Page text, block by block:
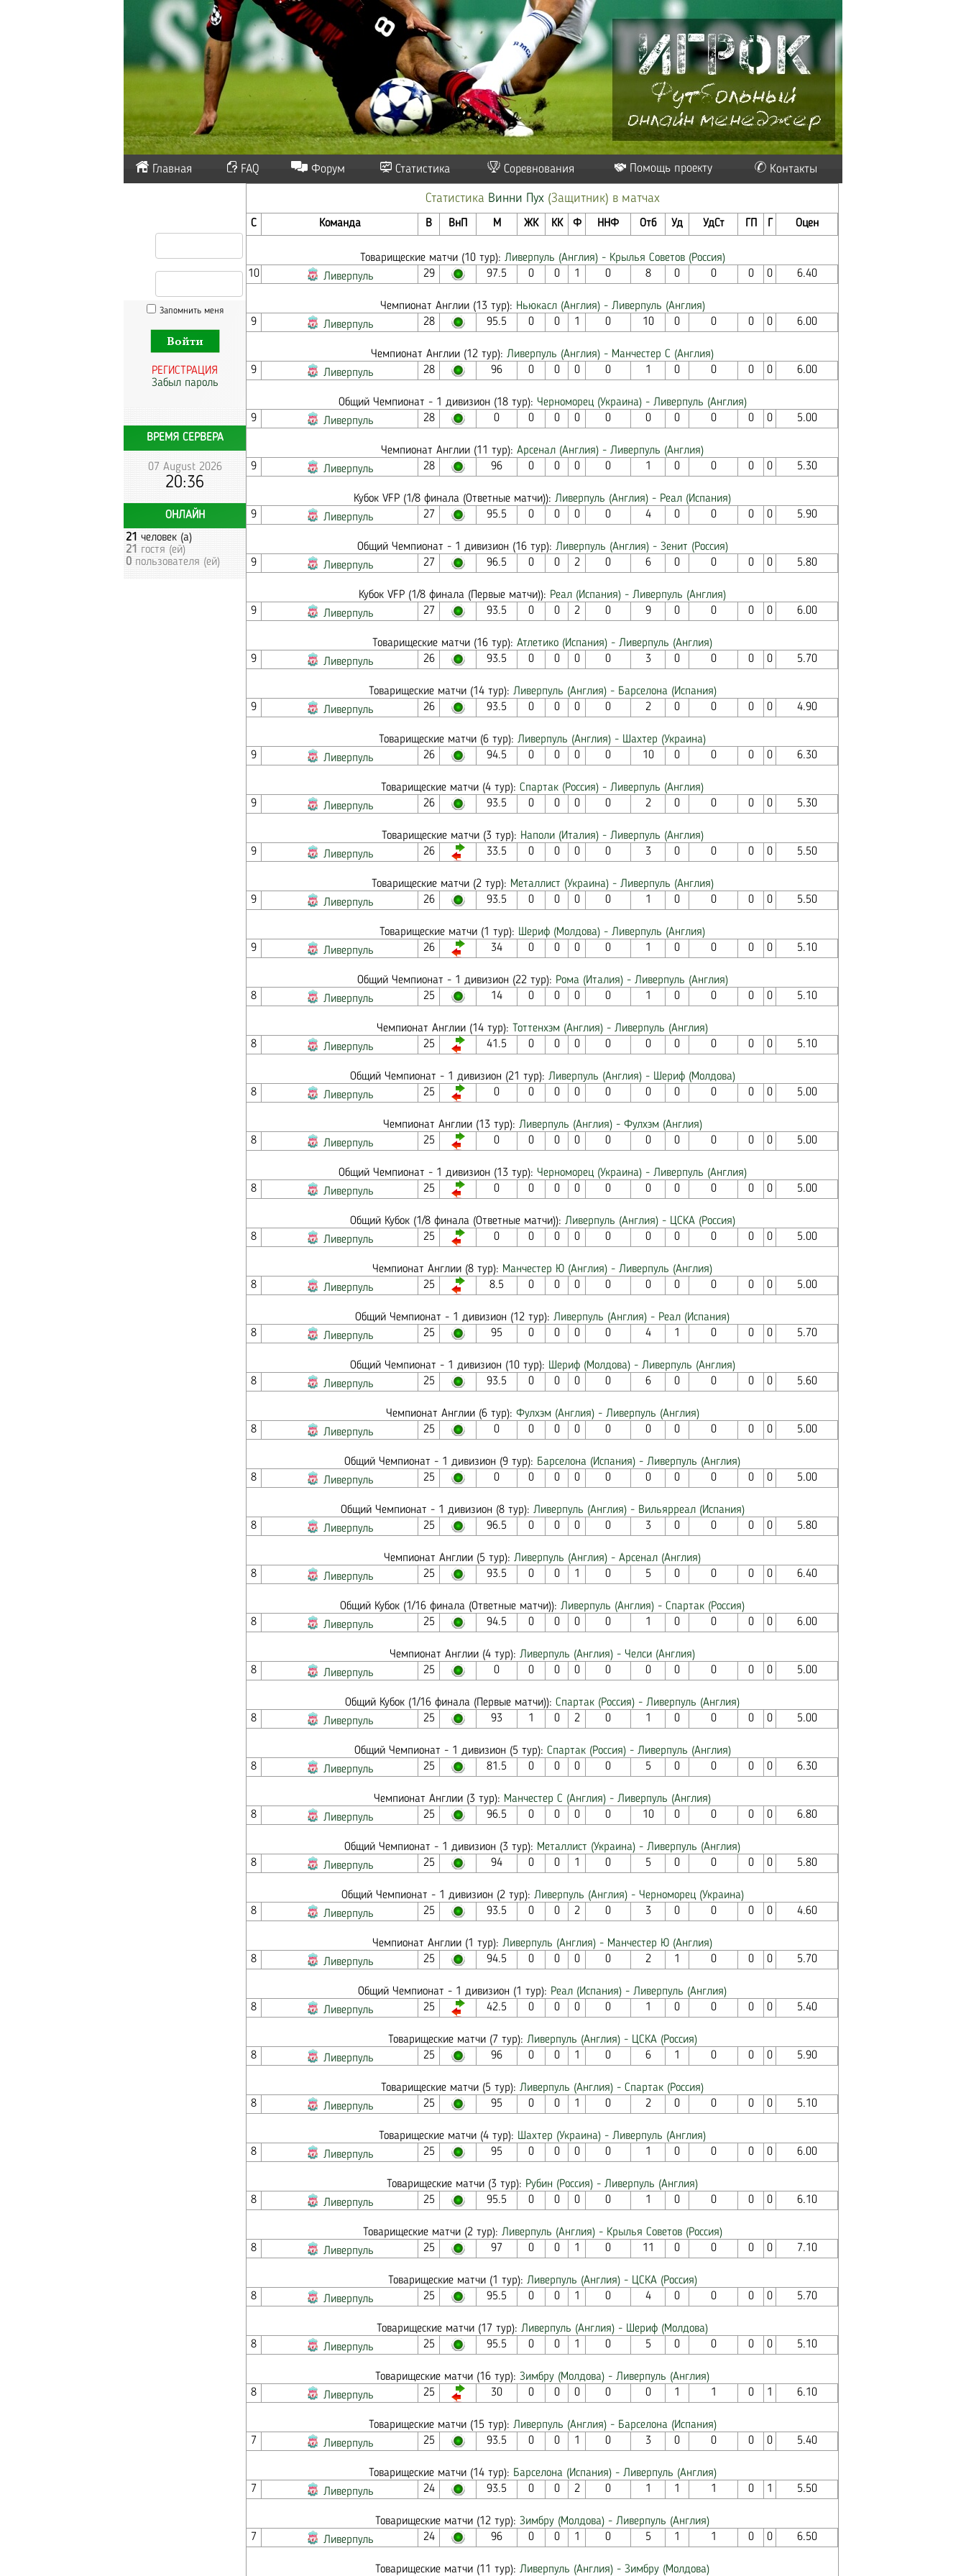
Главная FAQ Форум Статистика Соревнования Помощь проекту Контакты
Запомнить меня
РЕГИСТРАЦИЯ
Забыл пароль
ВРЕМЯ СЕРВЕРА
07 August 2026
20:36
ОНЛАЙН
21 человек (а)
21 гостя (ей)
0 пользователя (ей)
Статистика Винни Пух(Защитник) в матчах
С Команда В ВнП М ЖК КК Ф ННФ Отб Уд УдСт ГП Г Оцен
Товарищеские матчи (10 тур): Ливерпуль (Англия) - Крылья Советов (Россия)
10
Ливерпуль 29 97.5 0 0 1 0 8 0 0 0 0 6.40
Чемпионат Англии (13 тур): Ньюкасл (Англия) - Ливерпуль (Англия)
9
Ливерпуль 28 95.5 0 0 1 0 10 0 0 0 0 6.00
Чемпионат Англии (12 тур): Ливерпуль (Англия) - Манчестер С (Англия)
9
Ливерпуль 28 96 0 0 0 0 1 0 0 0 0 6.00
Общий Чемпионат - 1 дивизион (18 тур): Черноморец (Украина) - Ливерпуль (Англия)
9
Ливерпуль 28 0 0 0 0 0 0 0 0 0 0 5.00
Чемпионат Англии (11 тур): Арсенал (Англия) - Ливерпуль (Англия)
9
Ливерпуль 28 96 0 0 0 0 1 0 0 0 0 5.30
Кубок VFP (1/8 финала (Ответные матчи)): Ливерпуль (Англия) - Реал (Испания)
9
Ливерпуль 27 95.5 0 0 0 0 4 0 0 0 0 5.90
Общий Чемпионат - 1 дивизион (16 тур): Ливерпуль (Англия) - Зенит (Россия)
9
Ливерпуль 27 96.5 0 0 2 0 6 0 0 0 0 5.80
Кубок VFP (1/8 финала (Первые матчи)): Реал (Испания) - Ливерпуль (Англия)
9
Ливерпуль 27 93.5 0 0 2 0 9 0 0 0 0 6.00
Товарищеские матчи (16 тур): Атлетико (Испания) - Ливерпуль (Англия)
9
Ливерпуль 26 93.5 0 0 0 0 3 0 0 0 0 5.70
Товарищеские матчи (14 тур): Ливерпуль (Англия) - Барселона (Испания)
9
Ливерпуль 26 93.5 0 0 0 0 2 0 0 0 0 4.90
Товарищеские матчи (6 тур): Ливерпуль (Англия) - Шахтер (Украина)
9
Ливерпуль 26 94.5 0 0 0 0 10 0 0 0 0 6.30
Товарищеские матчи (4 тур): Спартак (Россия) - Ливерпуль (Англия)
9
Ливерпуль 26 93.5 0 0 0 0 2 0 0 0 0 5.30
Товарищеские матчи (3 тур): Наполи (Италия) - Ливерпуль (Англия)
9
Ливерпуль 26 33.5 0 0 0 0 3 0 0 0 0 5.50
Товарищеские матчи (2 тур): Металлист (Украина) - Ливерпуль (Англия)
9
Ливерпуль 26 93.5 0 0 0 0 1 0 0 0 0 5.50
Товарищеские матчи (1 тур): Шериф (Молдова) - Ливерпуль (Англия)
9
Ливерпуль 26 34 0 0 0 0 1 0 0 0 0 5.10
Общий Чемпионат - 1 дивизион (22 тур): Рома (Италия) - Ливерпуль (Англия)
8
Ливерпуль 25 14 0 0 0 0 1 0 0 0 0 5.10
Чемпионат Англии (14 тур):
Тоттенхэм (Англия) - Ливерпуль (Англия)
8
Ливерпуль 25 41.5 0 0 0 0 0 0 0 0 0 5.10
Общий Чемпионат - 1 дивизион (21 тур): Ливерпуль (Англия) - Шериф (Молдова)
8
Ливерпуль 25 0 0 0 0 0 0 0 0 0 0 5.00
Чемпионат Англии (13 тур): Ливерпуль (Англия) - Фулхэм (Англия)
8
Ливерпуль 25 0 0 0 0 0 0 0 0 0 0 5.00
Общий Чемпионат - 1 дивизион (13 тур): Черноморец (Украина) - Ливерпуль (Англия)
8
Ливерпуль 25 0 0 0 0 0 0 0 0 0 0 5.00
Общий Кубок (1/8 финала (Ответные матчи)): Ливерпуль (Англия) - ЦСКА (Россия)
8
Ливерпуль 25 0 0 0 0 0 0 0 0 0 0 5.00
Чемпионат Англии (8 тур): Манчестер Ю (Англия) - Ливерпуль (Англия)
8
Ливерпуль 25 8.5 0 0 0 0 0 0 0 0 0 5.00
Общий Чемпионат - 1 дивизион (12 тур): Ливерпуль (Англия) - Реал (Испания)
8
Ливерпуль 25 95 0 0 0 0 4 1 0 0 0 5.70
Общий Чемпионат - 1 дивизион (10 тур): Шериф (Молдова) - Ливерпуль (Англия)
8
Ливерпуль 25 93.5 0 0 0 0 6 0 0 0 0 5.60
Чемпионат Англии (6 тур): Фулхэм (Англия) - Ливерпуль (Англия)
8
Ливерпуль 25 0 0 0 0 0 0 0 0 0 0 5.00
Общий Чемпионат - 1 дивизион (9 тур): Барселона (Испания) - Ливерпуль (Англия)
8
Ливерпуль 25 0 0 0 0 0 0 0 0 0 0 5.00
Общий Чемпионат - 1 дивизион (8 тур): Ливерпуль (Англия) - Вильярреал (Испания)
8
Ливерпуль 25 96.5 0 0 0 0 3 0 0 0 0 5.80
Чемпионат Англии (5 тур): Ливерпуль (Англия) - Арсенал (Англия)
8
Ливерпуль 25 93.5 0 0 1 0 5 0 0 0 0 6.40
Общий Кубок (1/16 финала (Ответные матчи)): Ливерпуль (Англия) - Спартак (Россия)
8
Ливерпуль 25 94.5 0 0 0 0 1 0 0 0 0 6.00
Чемпионат Англии (4 тур): Ливерпуль (Англия) - Челси (Англия)
8
Ливерпуль 25 0 0 0 0 0 0 0 0 0 0 5.00
Общий Кубок (1/16 финала (Первые матчи)): Спартак (Россия) - Ливерпуль (Англия)
8
Ливерпуль 25 93 1 0 2 0 1 0 0 0 0 5.00
Общий Чемпионат - 1 дивизион (5 тур): Спартак (Россия) - Ливерпуль (Англия)
8
Ливерпуль 25 81.5 0 0 0 0 5 0 0 0 0 6.30
Чемпионат Англии (3 тур): Манчестер С (Англия) - Ливерпуль (Англия)
8
Ливерпуль 25 96.5 0 0 0 0 10 0 0 0 0 6.80
Общий Чемпионат - 1 дивизион (3 тур): Металлист (Украина) - Ливерпуль (Англия)
8
Ливерпуль 25 94 0 0 1 0 5 0 0 0 0 5.80
Общий Чемпионат - 1 дивизион (2 тур): Ливерпуль (Англия) - Черноморец (Украина)
8
Ливерпуль 25 93.5 0 0 2 0 3 0 0 0 0 4.60
Чемпионат Англии (1 тур): Ливерпуль (Англия) - Манчестер Ю (Англия)
8
Ливерпуль 25 94.5 0 0 0 0 2 1 0 0 0 5.70
Общий Чемпионат - 1 дивизион (1 тур): Реал (Испания) - Ливерпуль (Англия)
8
Ливерпуль 25 42.5 0 0 0 0 1 0 0 0 0 5.40
Товарищеские матчи (7 тур): Ливерпуль (Англия) - ЦСКА (Россия)
8
Ливерпуль 25 96 0 0 1 0 6 1 0 0 0 5.90
Товарищеские матчи (5 тур): Ливерпуль (Англия) - Спартак (Россия)
8
Ливерпуль 25 95 0 0 1 0 2 0 0 0 0 5.10
Товарищеские матчи (4 тур): Шахтер (Украина) - Ливерпуль (Англия)
8
Ливерпуль 25 95 0 0 0 0 1 0 0 0 0 6.00
Товарищеские матчи (3 тур): Рубин (Россия) - Ливерпуль (Англия)
8
Ливерпуль 25 95.5 0 0 0 0 1 0 0 0 0 6.10
Товарищеские матчи (2 тур): Ливерпуль (Англия) - Крылья Советов (Россия)
8
Ливерпуль 25 97 0 0 1 0 11 0 0 0 0 7.10
Товарищеские матчи (1 тур): Ливерпуль (Англия) - ЦСКА (Россия)
8
Ливерпуль 25 95.5 0 0 1 0 4 0 0 0 0 5.70
Товарищеские матчи (17 тур): Ливерпуль (Англия) - Шериф (Молдова)
8
Ливерпуль 25 95.5 0 0 1 0 5 0 0 0 0 5.10
Товарищеские матчи (16 тур): Зимбру (Молдова) - Ливерпуль (Англия)
8
Ливерпуль 25 30 0 0 0 0 0 1 1 0 1 6.10
Товарищеские матчи (15 тур): Ливерпуль (Англия) - Барселона (Испания)
7
Ливерпуль 25 93.5 0 0 1 0 3 0 0 0 0 5.40
Товарищеские матчи (14 тур): Барселона (Испания) - Ливерпуль (Англия)
7
Ливерпуль 24 93.5 0 0 2 0 1 1 1 0 1 5.50
Товарищеские матчи (12 тур): Зимбру (Молдова) - Ливерпуль (Англия)
7
Ливерпуль 24 96 0 0 1 0 5 1 1 0 0 6.50
Товарищеские матчи (11 тур): Ливерпуль (Англия) - Зимбру (Молдова)